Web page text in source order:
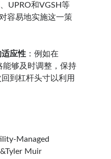
、UPRO和VGSH等
容易地实施这一策
应性 ：例如在
能够及时调整，保持
到杠杆头寸以利用
Managed
Muir